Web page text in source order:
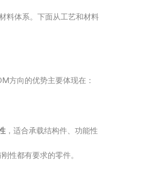
料体系。下面从工艺和材料
方向的优势主要体现在：
，适合承载结构件、功能性
性都有要求的零件。